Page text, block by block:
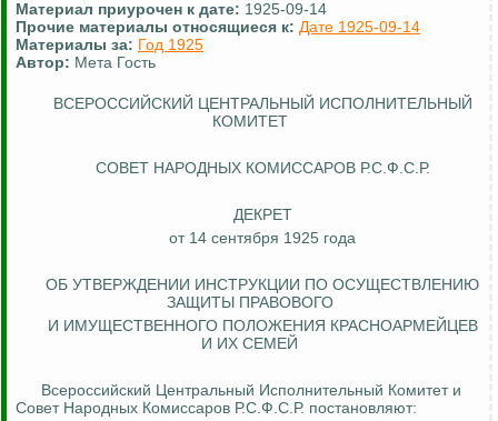
Материал приурочен к дате: 1925-09-14
Прочие материалы относящиеся к: Дате 1925-09-14
Материалы за: Год 1925
Автор: Мета Гость
ВСЕРОССИЙСКИЙ ЦЕНТРАЛЬНЫЙ ИСПОЛНИТЕЛЬНЫЙ
КОМИТЕТ
СОВЕТ НАРОДНЫХ КОМИССАРОВ Р.С.Ф.С.Р.
ДЕКРЕТ
от 14 сентября 1925 года
ОБ УТВЕРЖДЕНИИ ИНСТРУКЦИИ ПО ОСУЩЕСТВЛЕНИЮ
ЗАЩИТЫ ПРАВОВОГО
И ИМУЩЕСТВЕННОГО ПОЛОЖЕНИЯ КРАСНОАРМЕЙЦЕВ
И ИХ СЕМЕЙ
Всероссийский Центральный Исполнительный Комитет и
Совет Народных Комиссаров Р.С.Ф.С.Р. постановляют: